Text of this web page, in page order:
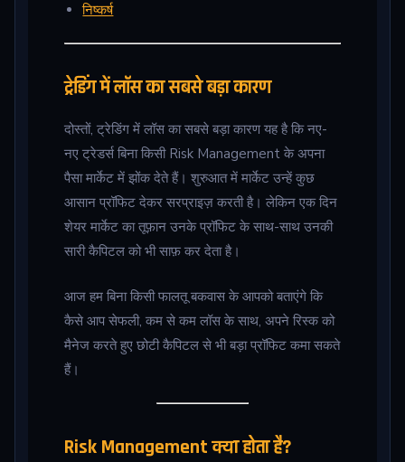
निष्कर्ष
ट्रेडिंग में लॉस का सबसे बड़ा कारण
दोस्तों, ट्रेडिंग में लॉस का सबसे बड़ा कारण यह है कि नए-
नए ट्रेडर्स बिना किसी Risk Management के अपना
पैसा मार्केट में झोंक देते हैं। शुरुआत में मार्केट उन्हें कुछ
आसान प्रॉफिट देकर सरप्राइज़ करती है। लेकिन एक दिन
शेयर मार्केट का तूफ़ान उनके प्रॉफिट के साथ-साथ उनकी
सारी कैपिटल को भी साफ़ कर देता है।
आज हम बिना किसी फालतू बकवास के आपको बताएंगे कि
कैसे आप सेफली, कम से कम लॉस के साथ, अपने रिस्क को
मैनेज करते हुए छोटी कैपिटल से भी बड़ा प्रॉफिट कमा सकते
हैं।
Risk Management क्या होता है?